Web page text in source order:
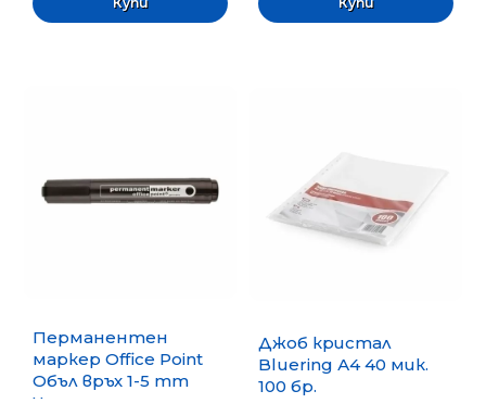
Перманентен
маркер Office Point
Объл връх 1-5 mm
Черен
Джоб кристал
Bluering А4 40 мик.
100 бр.